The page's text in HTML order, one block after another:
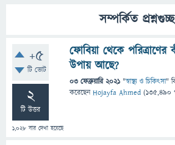
সম্পর্কিত প্রশ্নগুচ্ছ
+5
টি ভোট
2
টি উত্তর
1,028 বার দেখা হয়েছে
ফোবিয়া থেকে
উপায় আছে?
03 ফেব্রুয়ারি 2021 "স্বাস্থ্য ও চিকিৎসা"
করেছেনHojayfa Ahmed (135,490